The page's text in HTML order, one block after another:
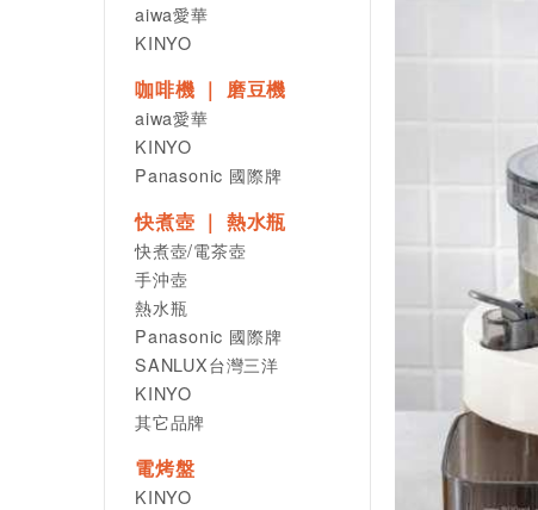
aiwa愛華
KINYO
咖啡機 ｜ 磨豆機
aiwa愛華
KINYO
Panasonic 國際牌
快煮壺 ｜ 熱水瓶
快煮壺/電茶壺
手沖壺
熱水瓶
Panasonic 國際牌
SANLUX台灣三洋
KINYO
其它品牌
電烤盤
KINYO